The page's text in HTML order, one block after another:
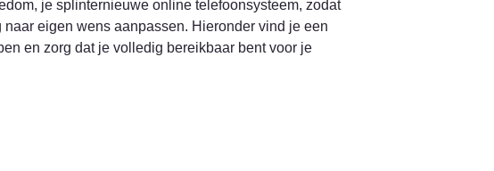
je splinternieuwe online telefoonsysteem, zodat
eigen wens aanpassen. Hieronder vind je een
en zorg dat je volledig bereikbaar bent voor je